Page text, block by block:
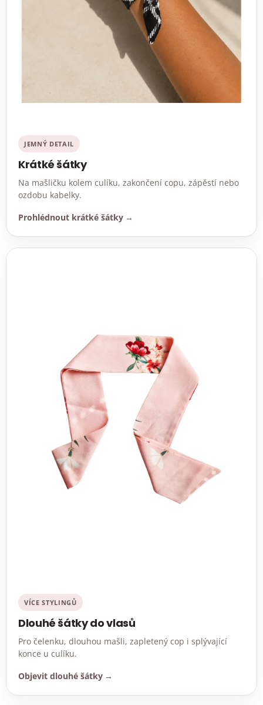
JEMNÝ DETAIL
Krátké šátky
Na mašličku kolem culíku, zakončení copu, zápěstí nebo
ozdobu kabelky.
Prohlédnout krátké šátky
VÍCE STYLINGŮ
Dlouhé šátky do vlasů
Pro čelenku, dlouhou mašli, zapletený cop i splývající
konce u culíku.
Objevit dlouhé šátky